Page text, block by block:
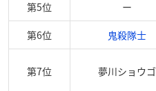
第5位 ー
第6位 鬼殺隊士
第7位 夢川ショウゴ